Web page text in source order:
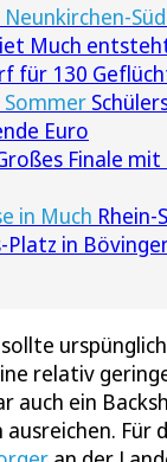
Süd
Much
für 130
Sommer
Euro
Finale
in Much Rhein-
Platz in
relativ
auch ein
Für